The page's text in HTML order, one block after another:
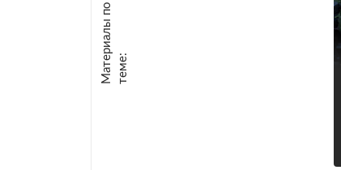
М
а
т е
р
и
а
л
ы
п
о
т
е
м
е :